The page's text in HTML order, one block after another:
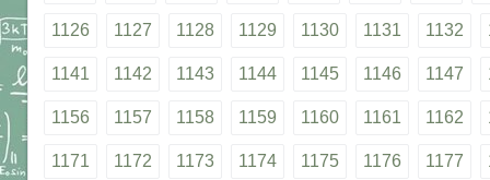
1126 1127 1128 1129 1130 1131 1132
1141 1142 1143 1144 1145 1146 1147
1156 1157 1158 1159 1160 1161 1162
1171 1172 1173 1174 1175 1176 1177